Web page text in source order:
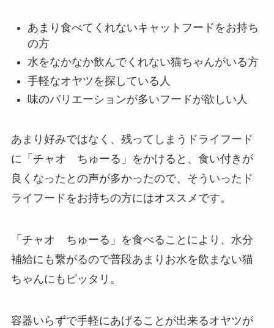
あまり食べてくれないキャットフードをお持ち
の方
水をなかなか飲んでくれない猫ちゃんがいる方
手軽なオヤツを探している人
味のバリエーションが多いフードが欲しい人
あまり好みではなく、残ってしまうドライフード
に「チャオ ちゅーる」をかけると、食い付きが
良くなったとの声が多かったので、そういったド
ライフードをお持ちの方にはオススメです。
「チャオ ちゅーる」を食べることにより、水分
補給にも繋がるので普段あまりお水を飲まない猫
ちゃんにもピッタリ。
容器いらずで手軽にあげることが出来るオヤツが